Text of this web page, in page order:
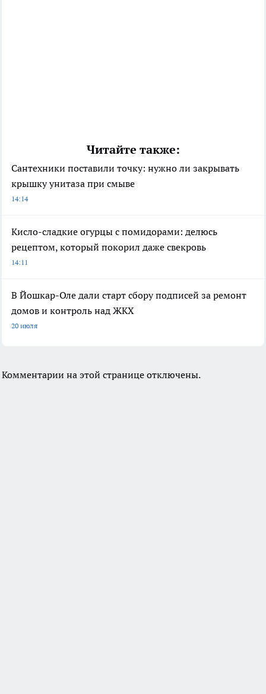
Читайте также:
Сантехники поставили точку: нужно ли закрывать
крышку унитаза при смыве
14:14
Кисло-сладкие огурцы с помидорами: делюсь
рецептом, который покорил даже свекровь
14:11
В Йошкар-Оле дали старт сбору подписей за ремонт
домов и контроль над ЖКХ
20 июля
Комментарии на этой странице отключены.